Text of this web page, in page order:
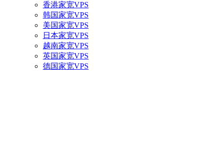
香港家宽VPS
韩国家宽VPS
美国家宽VPS
日本家宽VPS
越南家宽VPS
英国家宽VPS
德国家宽VPS